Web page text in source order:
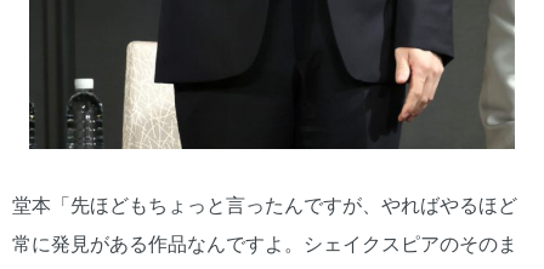
堂本「先ほどもちょっと言ったんですが、やればやるほど
常に発見がある作品なんですよ。シェイクスピアのそのま